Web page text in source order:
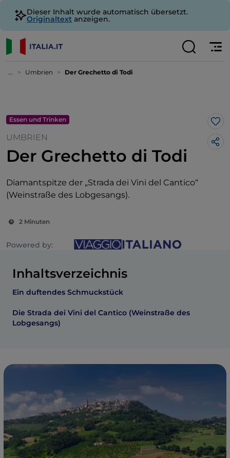
Dieser Inhalt wurde automatisch übersetzt.
Originaltext anzeigen.
... Umbrien Der Grechetto di Todi
Essen und Trinken
UMBRIEN
Der Grechetto di Todi
Diamantspitze der „Strada dei Vini del Cantico“
(Weinstraße des Lobgesangs).
2 Minuten
Powered by:
Inhaltsverzeichnis
Ein duftendes Schmuckstück
Die Strada dei Vini del Cantico (Weinstraße des
Lobgesangs)